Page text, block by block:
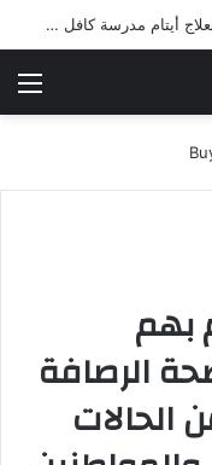
شرطة ميسان تلقي القبض على مطلقي العيارات النارية أثناء تشييع جنائزي في العمارة
بهم
الرصافة
من الحالات